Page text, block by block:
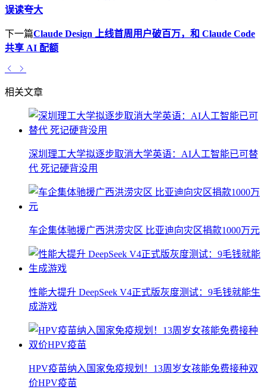
误读夸大
下一篇Claude Design 上线首周用户破百万，和 Claude Code
共享 AI 配额
相关文章
深圳理工大学拟逐步取消大学英语：AI人工智能已可替
代 死记硬背没用
车企集体驰援广西洪涝灾区 比亚迪向灾区捐款1000万元
性能大提升 DeepSeek V4正式版灰度测试：9毛钱就能生
成游戏
HPV疫苗纳入国家免疫规划！13周岁女孩能免费接种双
价HPV疫苗